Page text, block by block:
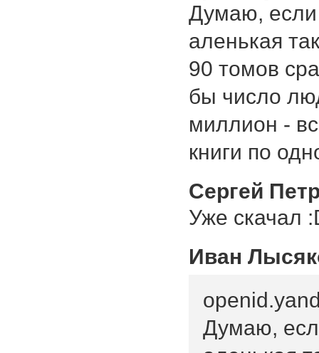
Думаю,
аленькая
90 томов
бы число
миллион -
книги по
Сергей
Уже скачал
Иван
Думаю,